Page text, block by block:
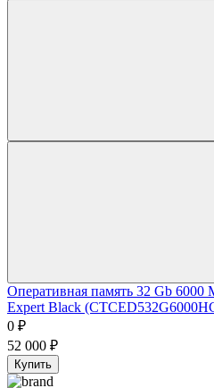
Оперативная память 32 Gb 6000
Expert Black
0 ₽
52 000 ₽
Купить